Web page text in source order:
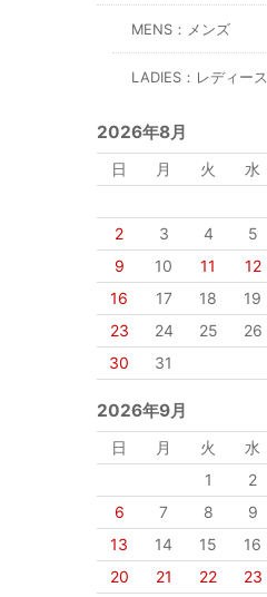
MENS：メンズ
LADIES：レディース
2026年8月
日 月 火 水
2
3 4 5
9
10 11 12
16
17 18 19
23
24 25 26
30
31
2026年9月
日 月 火 水
1
2
6
7 8 9
13
14 15 16
20
21 22 23